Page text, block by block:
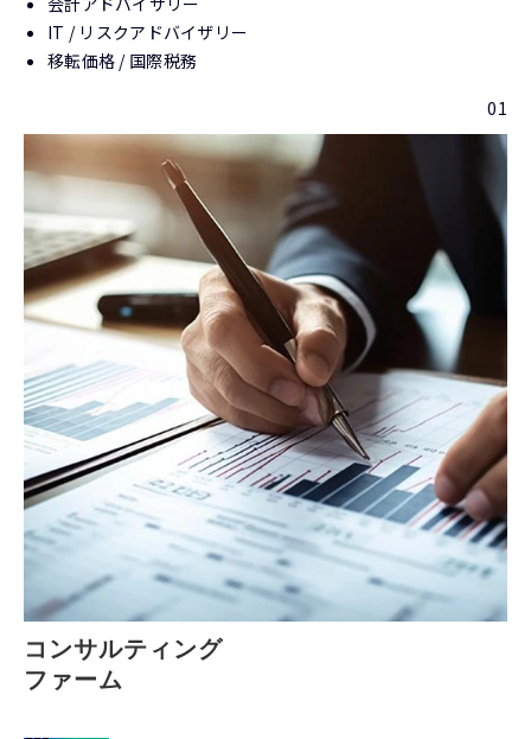
IT / リスクアドバイザリー
移転価格 / 国際税務
01
コンサルティング
ファーム